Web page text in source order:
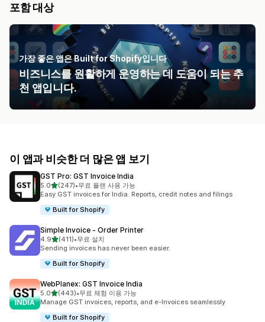
포함 대상
가장 좋은 앱은 Built for Shopify입니다
비즈니스를 원활하게 운영하는 데 도움이 되는 추
천 앱입니다.
이 앱과 비슷한 더 많은 앱 보기
GST Pro: GST Invoice India
5.0별 5개 중
(247)
총 리뷰 247개
•무료 플랜 사용 가능
Easy GST invoices for India. Reports, credit notes and filings
Built for Shopify
Simple Invoice ‑ Order Printer
4.9별 5개 중
(411)
총 리뷰 411개
•무료 설치
Sending invoices has never been easier.
Built for Shopify
WebPlanex: GST Invoice India
5.0별 5개 중
(443)
총 리뷰 443개
•무료 체험 이용 가능
Manage GST invoices, reports, and e-Invoices seamlessly
Built for Shopify